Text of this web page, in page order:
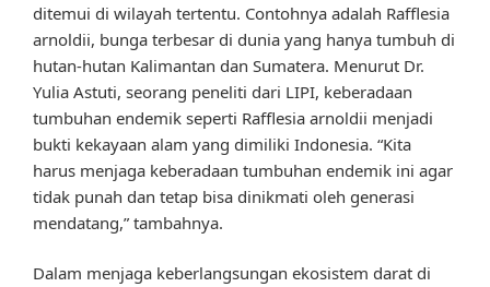
ditemui di wilayah tertentu. Contohnya adalah Rafflesia
arnoldii, bunga terbesar di dunia yang hanya tumbuh di
hutan-hutan Kalimantan dan Sumatera. Menurut Dr.
Yulia Astuti, seorang peneliti dari LIPI, keberadaan
tumbuhan endemik seperti Rafflesia arnoldii menjadi
bukti kekayaan alam yang dimiliki Indonesia. “Kita
harus menjaga keberadaan tumbuhan endemik ini agar
tidak punah dan tetap bisa dinikmati oleh generasi
mendatang,” tambahnya.
Dalam menjaga keberlangsungan ekosistem darat di